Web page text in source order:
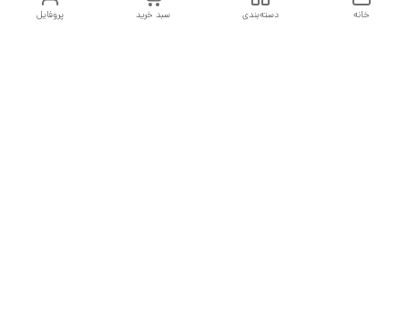
پروفایل سبد خرید دسته‌بندی خانه